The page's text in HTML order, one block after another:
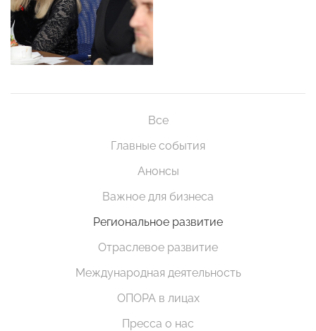
Все
Главные события
Анонсы
Важное для бизнеса
Региональное развитие
Отраслевое развитие
Международная деятельность
ОПОРА в лицах
Пресса о нас